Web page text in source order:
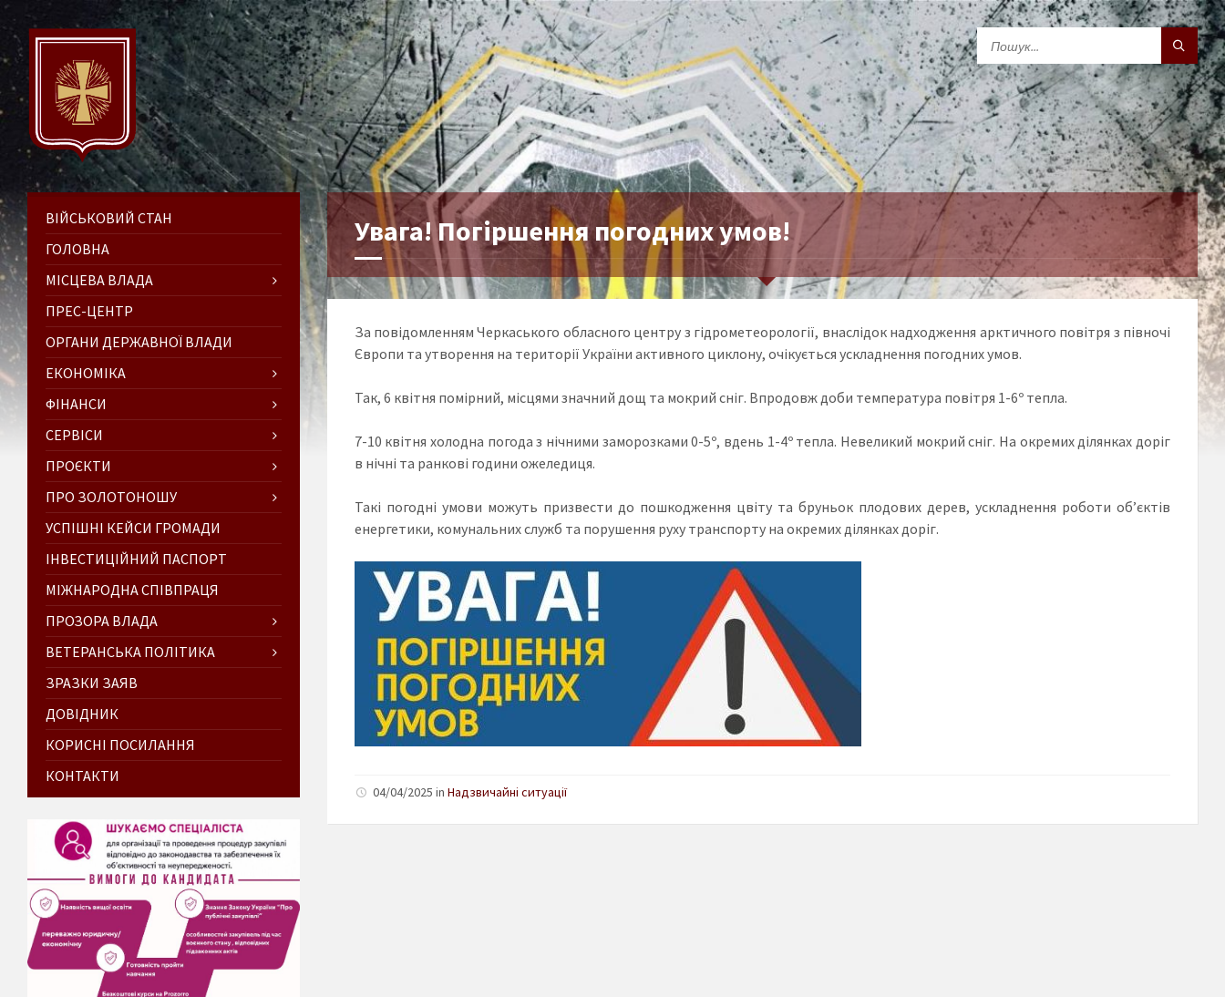
Увага! Погіршення погодних умов!
За повідомленням Черкаського обласного центру з гідрометеорології, внаслідок надходження арктичного повітря з півночі
Європи та утворення на території України активного циклону, очікується ускладнення погодних умов.
Так, 6 квітня помірний, місцями значний дощ та мокрий сніг. Впродовж доби температура повітря 1-6º тепла.
7-10 квітня холодна погода з нічними заморозками 0-5º, вдень 1-4º тепла. Невеликий мокрий сніг. На окремих ділянках доріг
в нічні та ранкові години ожеледиця.
Такі погодні умови можуть призвести до пошкодження цвіту та бруньок плодових дерев, ускладнення роботи об’єктів
енергетики, комунальних служб та порушення руху транспорту на окремих ділянках доріг.
04/04/2025 in Надзвичайні ситуації
ВІЙСЬКОВИЙ СТАН
ГОЛОВНА
МІСЦЕВА ВЛАДА
ПРЕС-ЦЕНТР
ОРГАНИ ДЕРЖАВНОЇ ВЛАДИ
ЕКОНОМІКА
ФІНАНСИ
СЕРВІСИ
ПРОЄКТИ
ПРО ЗОЛОТОНОШУ
УСПІШНІ КЕЙСИ ГРОМАДИ
ІНВЕСТИЦІЙНИЙ ПАСПОРТ
МІЖНАРОДНА СПІВПРАЦЯ
ПРОЗОРА ВЛАДА
ВЕТЕРАНСЬКА ПОЛІТИКА
ЗРАЗКИ ЗАЯВ
ДОВІДНИК
КОРИСНІ ПОСИЛАННЯ
КОНТАКТИ